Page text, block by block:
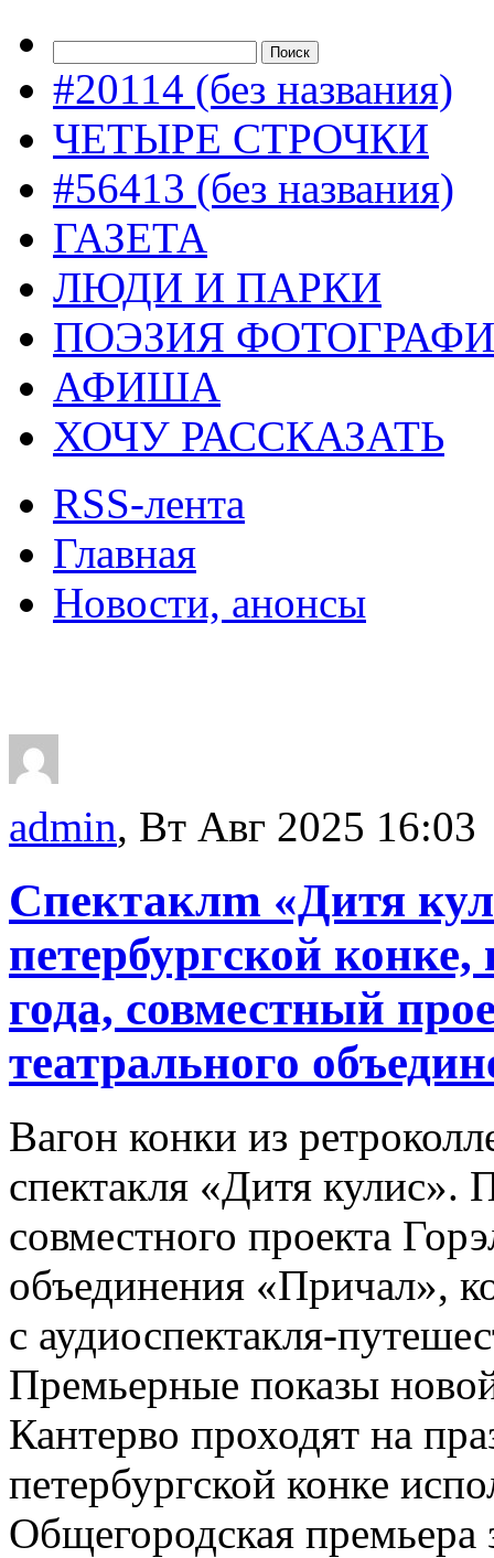
#20114 (без названия)
ЧЕТЫРЕ СТРОЧКИ
#56413 (без названия)
ГАЗЕТА
ЛЮДИ И ПАРКИ
ПОЭЗИЯ
АФИША
ХОЧУ РАССКАЗАТЬ
RSS-лента
Главная
Новости, анонсы
admin, Вт Авг 2025 16:03
Cпектаклm «Дитя
петербургской
года, совместный
театрального
Вагон конки из
спектакля «Дитя кулис».
совместного проекта
объединения «Причал»,
с аудиоспектакля-
Премьерные показы
Кантерво проходят на
петербургской конке
Общегородская премьера